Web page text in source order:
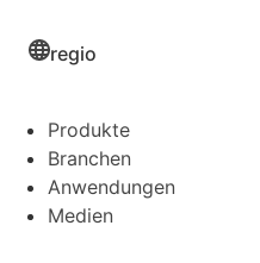
regio
Produkte
Branchen
Anwendungen
Medien